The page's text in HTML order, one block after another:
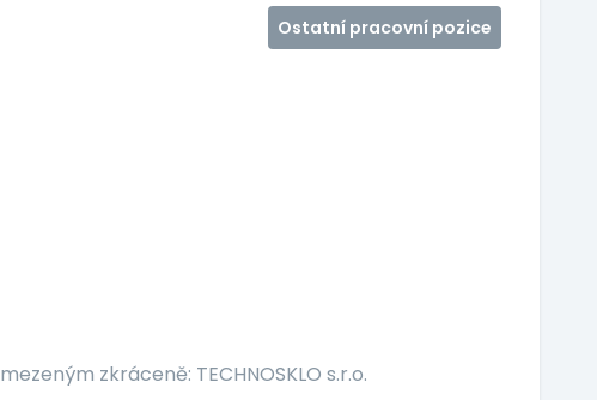
Ostatní pracovní pozice
zkráceně: TECHNOSKLO s.r.o.